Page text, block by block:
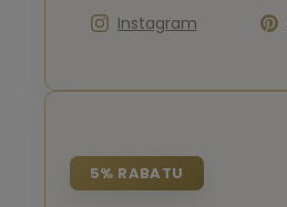
Instagram
5% RABATU